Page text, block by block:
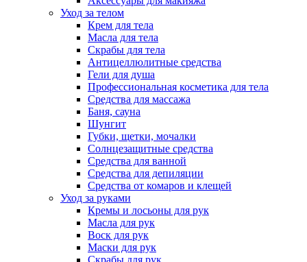
Уход за телом
Крем для тела
Масла для тела
Скрабы для тела
Антицеллюлитные средства
Гели для душа
Профессиональная косметика для тела
Средства для массажа
Баня, сауна
Шунгит
Губки, щетки, мочалки
Солнцезащитные средства
Средства для ванной
Средства для депиляции
Средства от комаров и клещей
Уход за руками
Кремы и лосьоны для рук
Масла для рук
Воск для рук
Маски для рук
Скрабы для рук